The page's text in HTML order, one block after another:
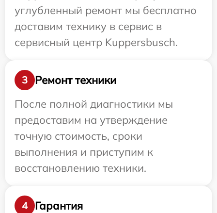
углубленный ремонт мы бесплатно
доставим технику в сервис в
сервисный центр Kuppersbusch.
3
Ремонт техники
После полной диагностики мы
предоставим на утверждение
точную стоимость, сроки
выполнения и приступим к
восстановлению техники.
4
Гарантия